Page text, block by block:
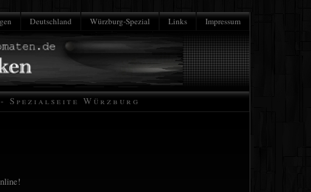
Deutschland Würzburg-Spezial Links Impressum
Spezialseite Würzburg